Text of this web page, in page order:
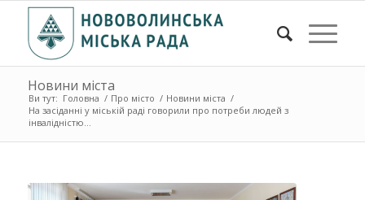
Новини міста
Ви тут: Головна / Про місто / Новини міста /
На засіданні у міській раді говорили про потреби людей з
інвалідністю...